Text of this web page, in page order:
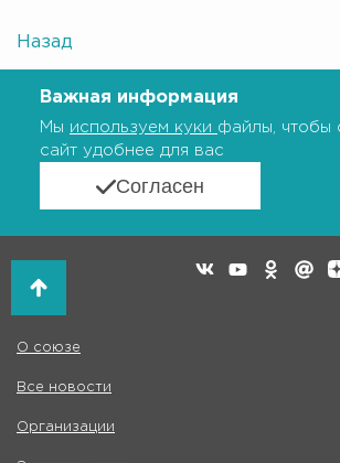
Назад
Важная информация
Мы используем куки файлы, чтобы
сайт удобнее для вас
Согласен
О союзе
Все новости
Организации